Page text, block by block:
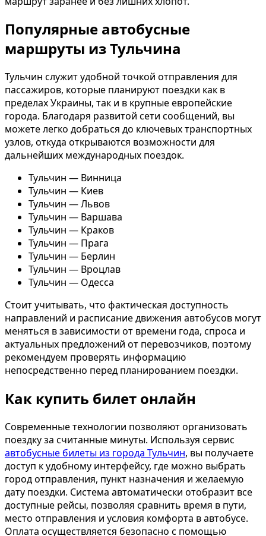
Популярные автобусные
маршруты из Тульчина
Тульчин служит удобной точкой отправления для
пассажиров, которые планируют поездки как в
пределах Украины, так и в крупные европейские
города. Благодаря развитой сети сообщений, вы
можете легко добраться до ключевых транспортных
узлов, откуда открываются возможности для
дальнейших международных поездок.
Тульчин — Винница
Тульчин — Киев
Тульчин — Львов
Тульчин — Варшава
Тульчин — Краков
Тульчин — Прага
Тульчин — Берлин
Тульчин — Вроцлав
Тульчин — Одесса
Стоит учитывать, что фактическая доступность
направлений и расписание движения автобусов могут
меняться в зависимости от времени года, спроса и
актуальных предложений от перевозчиков, поэтому
рекомендуем проверять информацию
непосредственно перед планированием поездки.
Как купить билет онлайн
Современные технологии позволяют организовать
поездку за считанные минуты. Используя сервис
автобусные билеты из города Тульчин, вы получаете
доступ к удобному интерфейсу, где можно выбрать
город отправления, пункт назначения и желаемую
дату поездки. Система автоматически отобразит все
доступные рейсы, позволяя сравнить время в пути,
место отправления и условия комфорта в автобусе.
Оплата осуществляется безопасно с помощью